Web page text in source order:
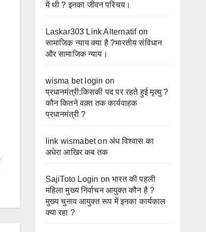
में थी ? इनका जीवन परिचय।
Laskar303 Link Alternatifon
सामाजिक न्याय क्या है ?भारतीय संविधान
और सामाजिक न्याय।
wisma bet login on
प्रधानमंत्री:किसकी पद पर रहते हुई मृत्यु ?
कौन कितने वक़्त तक कार्यवाहक
प्रधानमंत्री ?
link wismabeton अंध विश्वास का
अधेरा आखिर कब तक
SajiToto Login onभारत की पहली
महिला मुख्य निर्वाचन आयुक्त कौन है ?
मुख्य चुनाव आयुक्त रूप में इनका कार्यकाल
क्या रहा ?